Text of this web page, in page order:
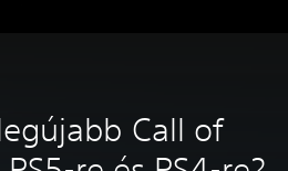
Call of